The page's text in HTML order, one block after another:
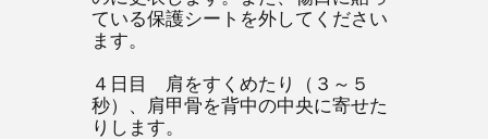
ている保護シートを外してください
ます。
４日目 肩をすくめたり（３～５
秒）、肩甲骨を背中の中央に寄せた
りします。